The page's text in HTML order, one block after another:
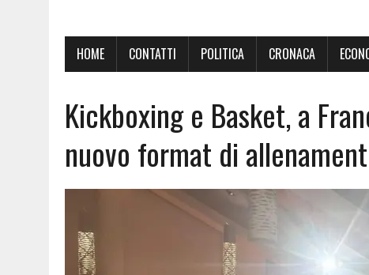
HOME CONTATTI POLITICA CRONACA
Kickboxing e Basket, a
nuovo format di